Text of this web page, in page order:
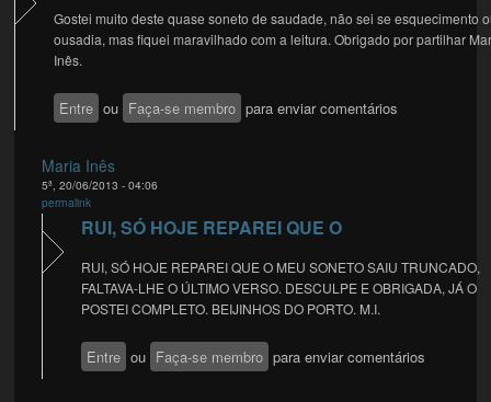
Gostei muito deste quase soneto de saudade, não sei se esquecimento
ousadia, mas fiquei maravilhado com a leitura. Obrigado por partilhar
Inês.
Entre ou Faça-se membro para enviar comentários
Maria Inês
5ª, 20/06/2013 - 04:06
permalink
RUI, SÓ HOJE REPAREI QUE O
RUI, SÓ HOJE REPAREI QUE O MEU SONETO SAIU TRUNCADO,
FALTAVA-LHE O ÚLTIMO VERSO. DESCULPE E OBRIGADA, JÁ O
POSTEI COMPLETO. BEIJINHOS DO PORTO. M.I.
Entre ou Faça-se membro para enviar comentários